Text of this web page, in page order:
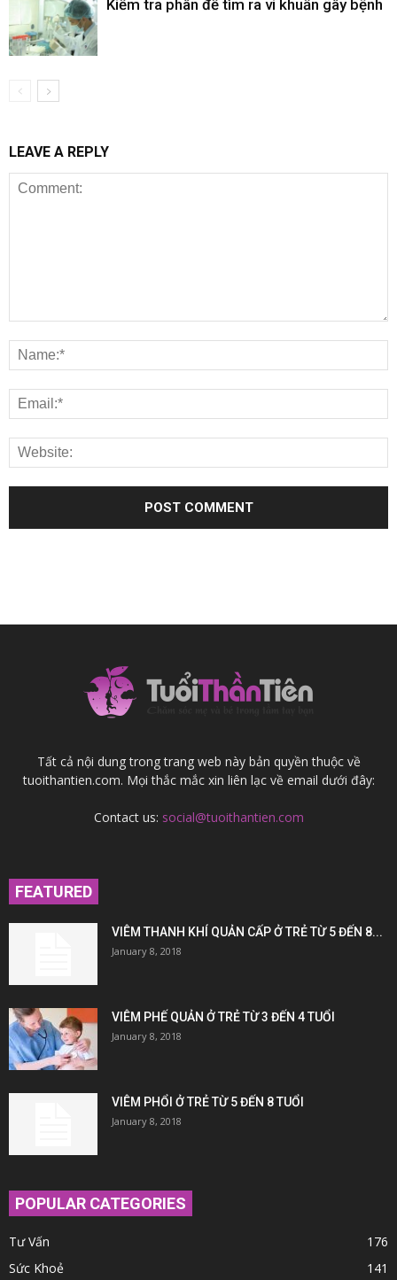
Kiểm tra phân để tìm ra vi khuẩn gây bệnh
LEAVE A REPLY
Tất cả nội dung trong trang web này bản quyền thuộc về
tuoithantien.com. Mọi thắc mắc xin liên lạc về email dưới đây:
Contact us: social@tuoithantien.com
FEATURED
VIÊM THANH KHÍ QUẢN CẤP Ở TRẺ TỪ 5 ĐẾN 8...
January 8, 2018
VIÊM PHẾ QUẢN Ở TRẺ TỪ 3 ĐẾN 4 TUỔI
January 8, 2018
VIÊM PHỔI Ở TRẺ TỪ 5 ĐẾN 8 TUỔI
January 8, 2018
POPULAR CATEGORIES
Tư Vấn
176
Sức Khoẻ
141